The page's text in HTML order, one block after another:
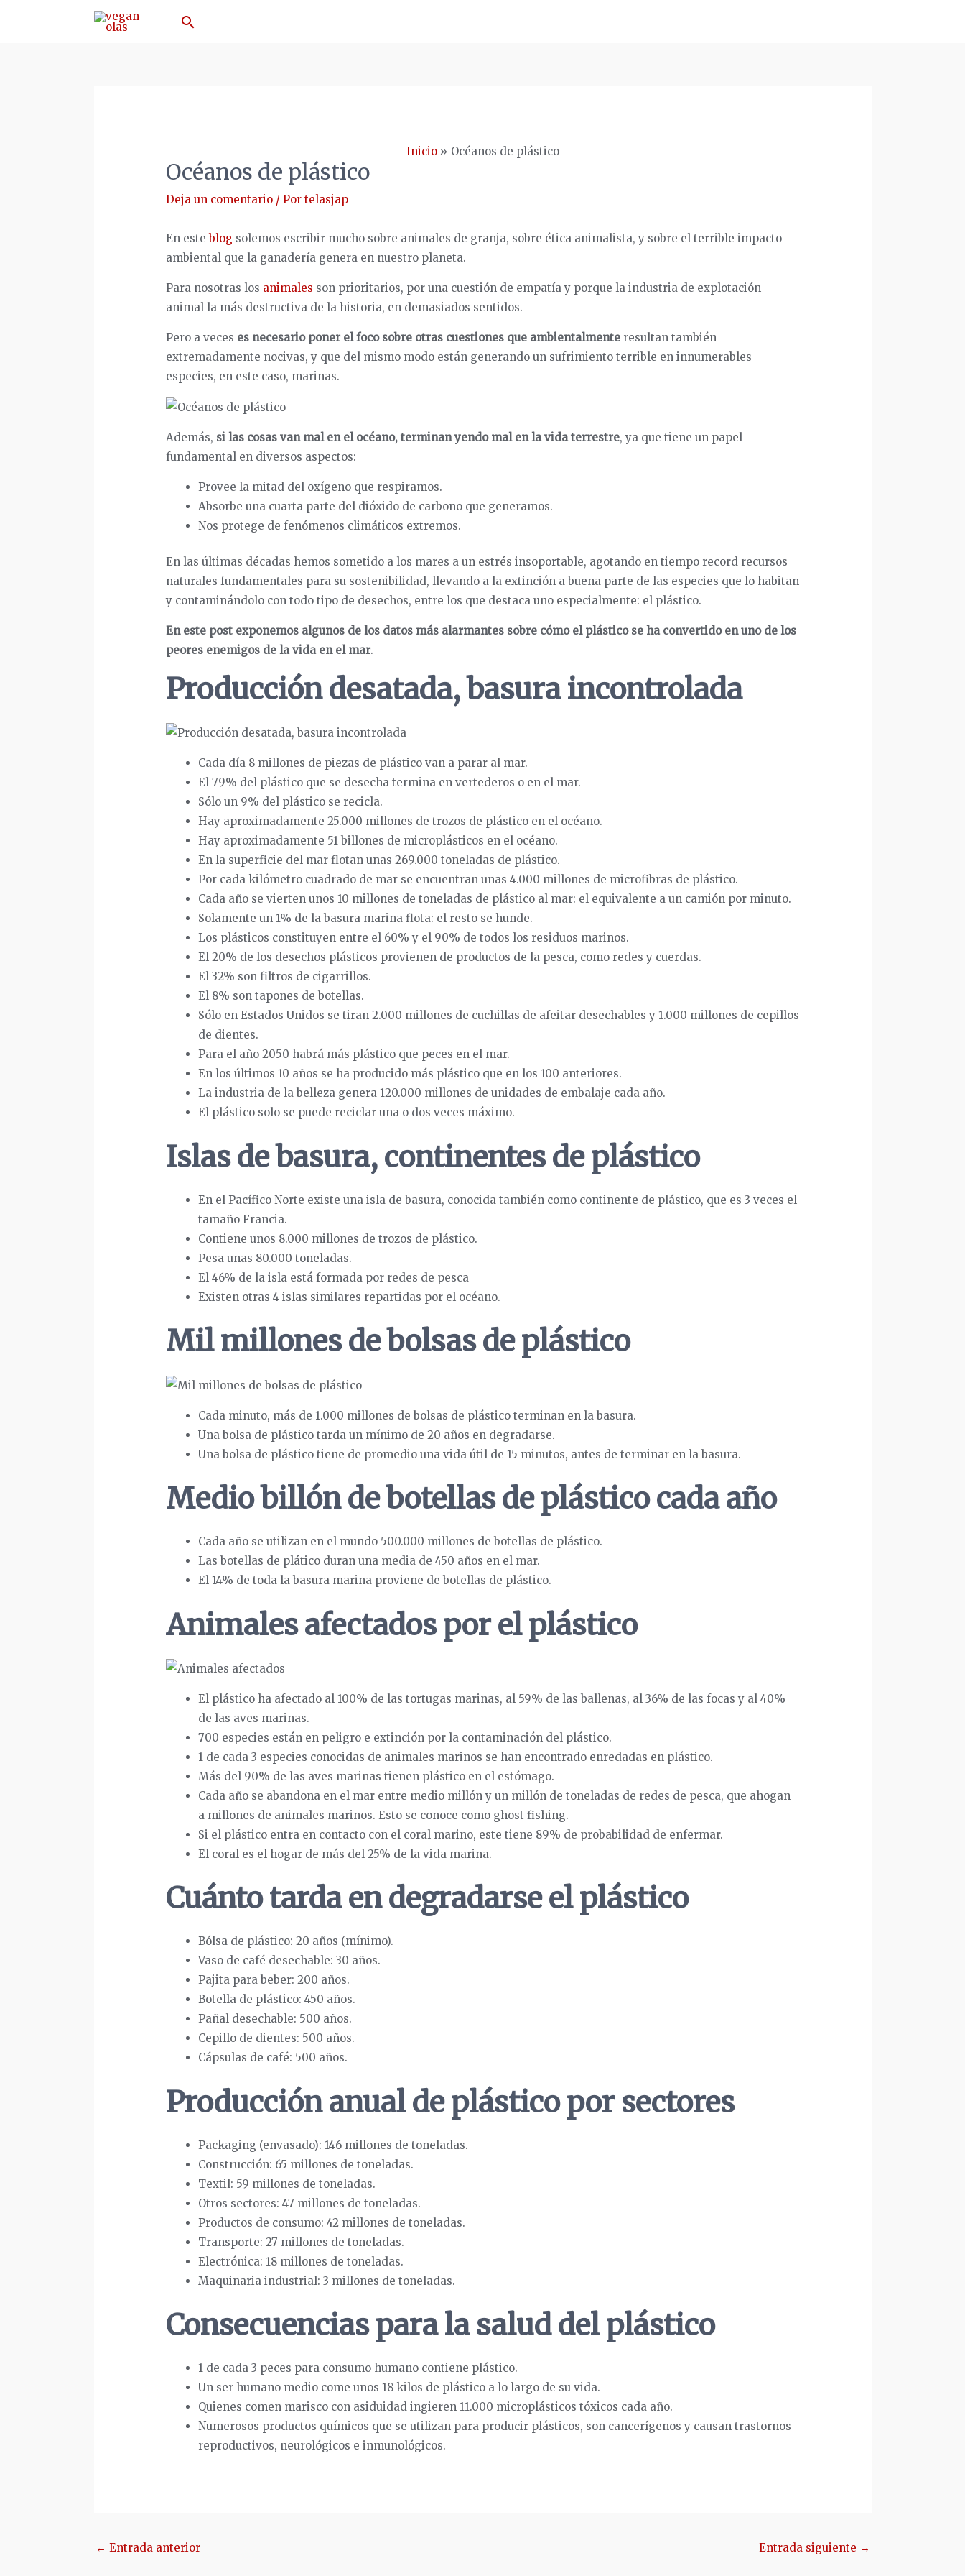
Buscar
Inicio Océanos de plástico
Océanos de plástico
Deja un comentario / Por telasjap
En esteblog solemos escribir mucho sobre animales de granja, sobre ética animalista, y sobre el terrible impacto
ambiental que la ganadería genera en nuestro planeta.
Para nosotras los animales son prioritarios, por una cuestión de empatía y porque la industria de explotación
animal la más destructiva de la historia, en demasiados sentidos.
Pero a veces es necesario poner el foco sobre otras cuestiones que ambientalmenteresultan también
extremadamente nocivas, y que del mismo modo están generando un sufrimiento terrible en innumerables
especies, en este caso, marinas.
Además, si las cosas van mal en el océano, terminan yendo mal en la vida terrestre, ya que tiene un papel
fundamental en diversos aspectos:
Provee la mitad del oxígeno que respiramos.
Absorbe una cuarta parte del dióxido de carbono que generamos.
Nos protege de fenómenos climáticos extremos.
En las últimas décadas hemos sometido a los mares a un estrés insoportable, agotando en tiempo record recursos
naturales fundamentales para su sostenibilidad, llevando a la extinción a buena parte de las especies que lo habitan
y contaminándolo con todo tipo de desechos, entre los que destaca uno especialmente: el plástico.
En este post exponemos algunos de los datos más alarmantes sobre cómo el plástico se ha convertido en uno de los
peores enemigos de la vida en el mar.
Producción desatada, basura incontrolada
Cada día 8 millones de piezas de plástico van a parar al mar.
El 79% del plástico que se desecha termina en vertederos o en el mar.
Sólo un 9% del plástico se recicla.
Hay aproximadamente 25.000 millones de trozos de plástico en el océano.
Hay aproximadamente 51 billones de microplásticos en el océano.
En la superficie del mar flotan unas 269.000 toneladas de plástico.
Por cada kilómetro cuadrado de mar se encuentran unas 4.000 millones de microfibras de plástico.
Cada año se vierten unos 10 millones de toneladas de plástico al mar: el equivalente a un camión por minuto.
Solamente un 1% de la basura marina flota: el resto se hunde.
Los plásticos constituyen entre el 60% y el 90% de todos los residuos marinos.
El 20% de los desechos plásticos provienen de productos de la pesca, como redes y cuerdas.
El 32% son filtros de cigarrillos.
El 8% son tapones de botellas.
Sólo en Estados Unidos se tiran 2.000 millones de cuchillas de afeitar desechables y 1.000 millones de cepillos
de dientes.
Para el año 2050 habrá más plástico que peces en el mar.
En los últimos 10 años se ha producido más plástico que en los 100 anteriores.
La industria de la belleza genera 120.000 millones de unidades de embalaje cada año.
El plástico solo se puede reciclar una o dos veces máximo.
Islas de basura, continentes de plástico
En el Pacífico Norte existe una isla de basura, conocida también como continente de plástico, que es 3 veces el
tamaño Francia.
Contiene unos 8.000 millones de trozos de plástico.
Pesa unas 80.000 toneladas.
El 46% de la isla está formada por redes de pesca
Existen otras 4 islas similares repartidas por el océano.
Mil millones de bolsas de plástico
Cada minuto, más de 1.000 millones de bolsas de plástico terminan en la basura.
Una bolsa de plástico tarda un mínimo de 20 años en degradarse.
Una bolsa de plástico tiene de promedio una vida útil de 15 minutos, antes de terminar en la basura.
Medio billón de botellas de plástico cada año
Cada año se utilizan en el mundo 500.000 millones de botellas de plástico.
Las botellas de plático duran una media de 450 años en el mar.
El 14% de toda la basura marina proviene de botellas de plástico.
Animales afectados por el plástico
El plástico ha afectado al 100% de las tortugas marinas, al 59% de las ballenas, al 36% de las focas y al 40%
de las aves marinas.
700 especies están en peligro e extinción por la contaminación del plástico.
1 de cada 3 especies conocidas de animales marinos se han encontrado enredadas en plástico.
Más del 90% de las aves marinas tienen plástico en el estómago.
Cada año se abandona en el mar entre medio millón y un millón de toneladas de redes de pesca, que ahogan
a millones de animales marinos. Esto se conoce como ghost fishing.
Si el plástico entra en contacto con el coral marino, este tiene 89% de probabilidad de enfermar.
El coral es el hogar de más del 25% de la vida marina.
Cuánto tarda en degradarse el plástico
Bólsa de plástico: 20 años (mínimo).
Vaso de café desechable: 30 años.
Pajita para beber: 200 años.
Botella de plástico: 450 años.
Pañal desechable: 500 años.
Cepillo de dientes: 500 años.
Cápsulas de café: 500 años.
Producción anual de plástico por sectores
Packaging (envasado): 146 millones de toneladas.
Construcción: 65 millones de toneladas.
Textil: 59 millones de toneladas.
Otros sectores: 47 millones de toneladas.
Productos de consumo: 42 millones de toneladas.
Transporte: 27 millones de toneladas.
Electrónica: 18 millones de toneladas.
Maquinaria industrial: 3 millones de toneladas.
Consecuencias para la salud del plástico
1 de cada 3 peces para consumo humano contiene plástico.
Un ser humano medio come unos 18 kilos de plástico a lo largo de su vida.
Quienes comen marisco con asiduidad ingieren 11.000 microplásticos tóxicos cada año.
Numerosos productos químicos que se utilizan para producir plásticos, son cancerígenos y causan trastornos
reproductivos, neurológicos e inmunológicos.
Navegación
← Entrada anterior Entrada siguiente →